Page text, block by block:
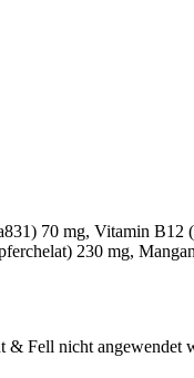
70 mg, Vitamin
230 mg,
& Fell nicht angewendet